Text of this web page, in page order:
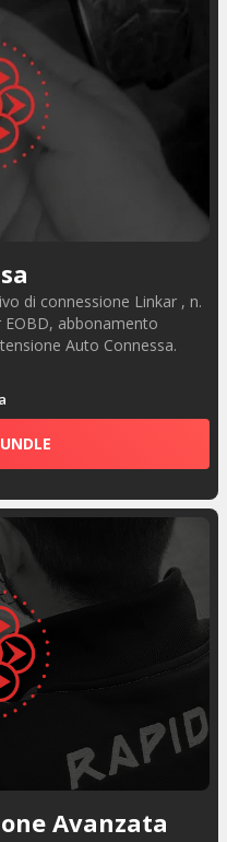
di connessione Linkar , n.
abbonamento
Auto Connessa.
Avanzata